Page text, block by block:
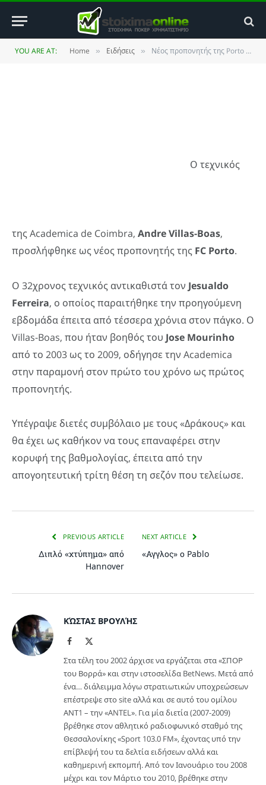
YOU ARE AT: Home » Ειδήσεις » Νέος προπονητής της Porto ο Villas-Boas
Villas-Boas
BY ΚΏΣΤΑΣ ΒΡΟΥΛΉΣ 3 JUNE 2010 UPDATED: 27
NO COMMENTS 1 MIN READ
Ο τεχνικός
της Academica de Coimbra, AndreVillas-Boas,
προσλήφθηκε ως νέος προπονητής της FC Porto.
Ο 32χρονος τεχνικός αντικαθιστά τον Jesualdo
Ferreira, ο οποίος παραιτήθηκε την προηγούμενη
εβδομάδα έπειτα από τέσσερα χρόνια στον πάγκο. Ο
Villas-Boas, που ήταν βοηθός του Jose Mourinho
από το 2003 ως το 2009, οδήγησε την Academica
στην παραμονή στον πρώτο του χρόνο ως πρώτος
προπονητής.
Υπέγραψε διετές συμβόλαιο με τους «Δράκους» και
θα έχει ως καθήκον να τους επαναφέρει στην
κορυφή της βαθμολογίας, έπειτα από την
απογοητευτική τρίτη θέση τη σεζόν που τελείωσε.
PREVIOUS ARTICLE
Διπλό «χτύπημα» από
Hannover
NEXT ARTICLE
«Αγγλος» ο Pablo
ΚΏΣΤΑΣ ΒΡΟΥΛΉΣ
Facebook
Στα τέλη του 2002 άρχισε να εργάζεται στα «ΣΠΟΡ
του Βορρά» και στην ιστοσελίδα BetNews. Μετά από
ένα… διάλειμμα λόγω στρατιωτικών υποχρεώσεων
επέστρεψε στο site αλλά και σε αυτό του ομίλου
ΑΝΤ1 – την «ANTEL». Για μία διετία (2007-2009)
βρέθηκε στον αθλητικό ραδιοφωνικό σταθμό της
Θεσσαλονίκης «Sport 103.0 FM», έχοντας υπό την
επίβλεψή του τα δελτία ειδήσεων αλλά και
καθημερινή εκπομπή. Από τον Ιανουάριο του 2008
μέχρι και τον Μάρτιο του 2010, βρέθηκε στην